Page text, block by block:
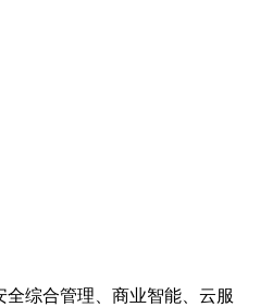
综合管理、商业智能、云服